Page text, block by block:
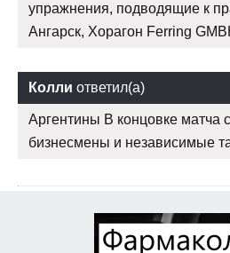
упражнения, подводящие к
Ангарск, Хорагон Ferring
Колли ответил(а)
Аргентины В концовке матча
бизнесмены и независимые